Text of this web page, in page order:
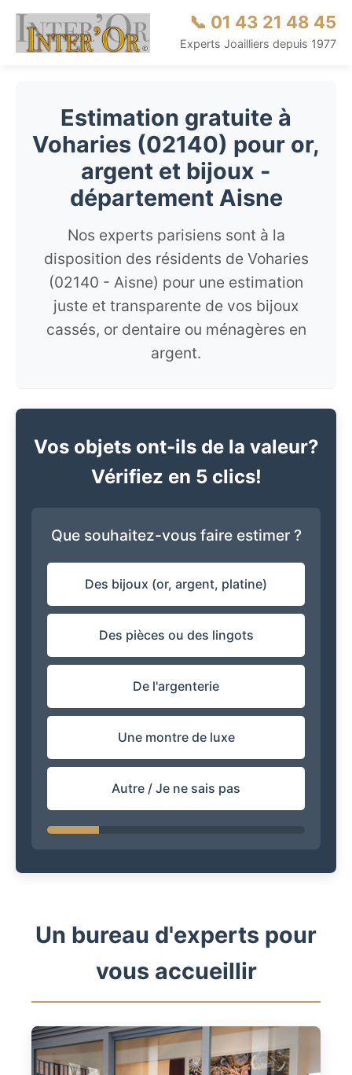
📞 01 43 21 48 45
Experts Joailliers depuis 1977
Estimation gratuite à
Voharies (02140) pour or,
argent et bijoux -
département Aisne
Nos experts parisiens sont à la
disposition des résidents de Voharies
(02140 - Aisne) pour une estimation
juste et transparente de vos bijoux
cassés, or dentaire ou ménagères en
argent.
Vos objets ont-ils de la valeur?
Vérifiez en 5 clics!
Que souhaitez-vous faire estimer ?
Des bijoux (or, argent, platine)
Des pièces ou des lingots
De l'argenterie
Une montre de luxe
Autre / Je ne sais pas
Un bureau d'experts pour
vous accueillir